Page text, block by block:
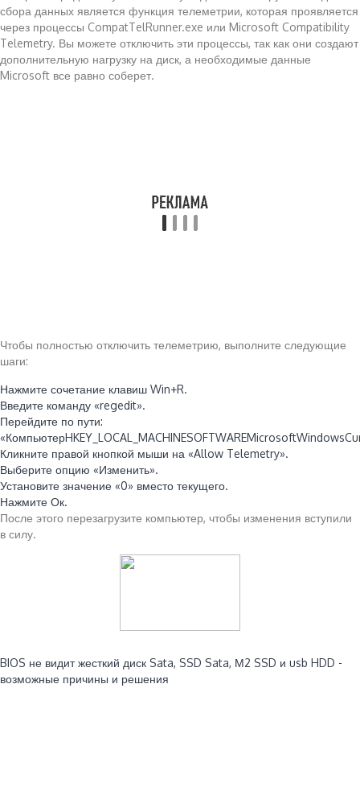
сбора данных является функция телеметрии, которая проявляется
через процессы CompatTelRunner.exe или Microsoft Compatibility
Telemetry. Вы можете отключить эти процессы, так как они создают
дополнительную нагрузку на диск, а необходимые данные
Microsoft все равно соберет.
Чтобы полностью отключить телеметрию, выполните следующие
шаги:
Нажмите сочетание клавиш Win+R.
Введите команду «regedit».
Перейдите по пути:
Кликните правой кнопкой мыши на «Allow Telemetry».
Выберите опцию «Изменить».
Установите значение «0» вместо текущего.
Нажмите Ок.
После этого перезагрузите компьютер, чтобы изменения вступили
в силу.
BIOS не видит жесткий диск Sata, SSD Sata, М2 SSD и usb HDD -
возможные причины и решения